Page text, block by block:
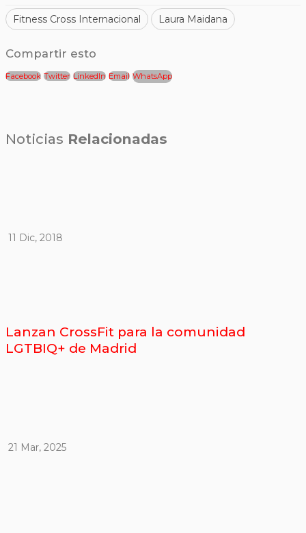
Fitness Cross Internacional Laura Maidana
Compartir esto
Facebook Twitter LinkedIn Email WhatsApp
Noticias Relacionadas
11 Dic, 2018
Lanzan CrossFit para la comunidad
LGTBIQ+ de Madrid
21 Mar, 2025